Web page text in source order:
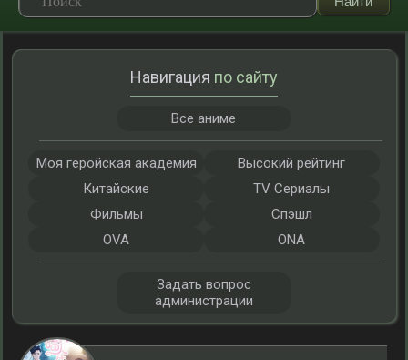
Навигация по сайту
Все аниме
Моя геройская академия
Высокий рейтинг
Китайские
TV Сериалы
Фильмы
Спэшл
OVA
ONA
Задать вопрос
администрации